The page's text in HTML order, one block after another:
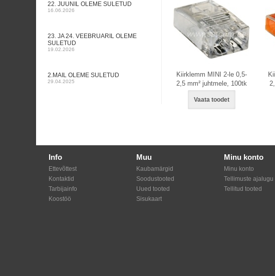
22. JUUNIL OLEME SULETUD
16.06.2026
23. JA 24. VEEBRUARIL OLEME
SULETUD
19.02.2026
2.MAIL OLEME SULETUD
29.04.2025
Kiirklemm MINI 2-le 0,5-
2,5 mm² juhtmele, 100tk
Vaata toodet
Info
Ettevõttest
Kontaktid
Tarbijainfo
Koostöö
Muu
Kaubamärgid
Soodustooted
Uued tooted
Sisukaart
Minu konto
Minu konto
Tellimuste ajalugu
Tellitud tooted